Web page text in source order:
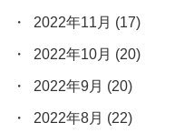
2022年11月 (17)
2022年10月 (20)
2022年9月 (20)
2022年8月 (22)